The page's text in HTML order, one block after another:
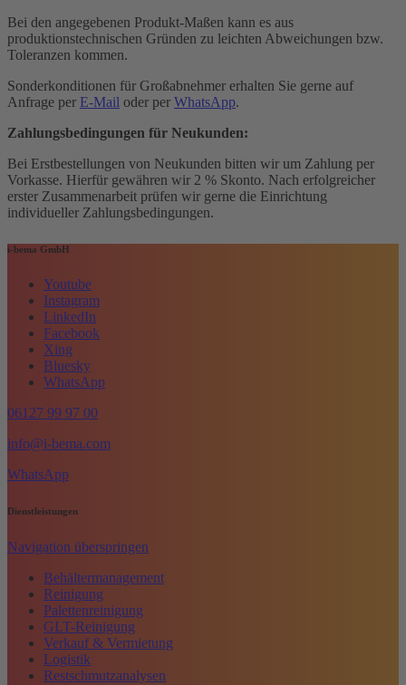
Bei den angegebenen Produkt-Maßen kann es aus
produktionstechnischen Gründen zu leichten Abweichungen bzw.
Toleranzen kommen.
Sonderkonditionen für Großabnehmer erhalten Sie gerne auf
Anfrage per E-Mail oder per WhatsApp.
Zahlungsbedingungen für Neukunden:
Bei Erstbestellungen von Neukunden bitten wir um Zahlung per
Vorkasse. Hierfür gewähren wir 2 % Skonto. Nach erfolgreicher
erster Zusammenarbeit prüfen wir gerne die Einrichtung
individueller Zahlungsbedingungen.
i-bema GmbH
Youtube
Instagram
LinkedIn
Facebook
Xing
Bluesky
WhatsApp
06127 99 97 00
info@i-bema.com
WhatsApp
Dienstleistungen
Navigation überspringen
Behältermanagement
Reinigung
Palettenreinigung
GLT-Reinigung
Verkauf & Vermietung
Logistik
Restschmutzanalysen